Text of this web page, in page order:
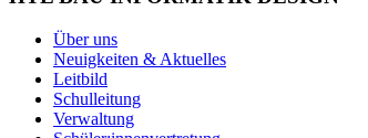
Über uns
Neuigkeiten & Aktuelles
Leitbild
Schulleitung
Verwaltung